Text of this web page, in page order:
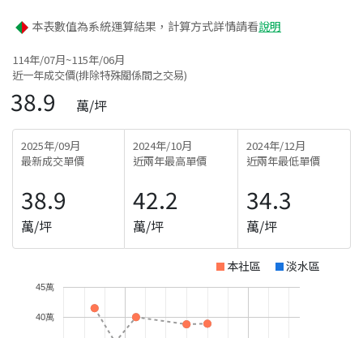
本表數值為系統運算結果，計算方式詳情請看說明
114年/07月~115年/06月
近一年成交價(排除特殊關係間之交易)
38.9 萬/坪
2025年/09月
最新成交單價
38.9
萬/坪
2024年/10月
近兩年最高單價
42.2
萬/坪
2024年/12月
近兩年最低單價
34.3
萬/坪
本社區 淡水區
40萬
45萬